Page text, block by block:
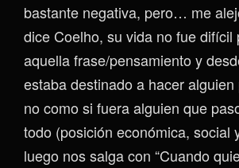
bastante negativa, pero… me
dice Coelho, su vida no fue difícil
aquella frase/pensamiento y
estaba destinado a hacer
no como si fuera alguien que
todo (posición económica, social
luego nos salga con “Cuando